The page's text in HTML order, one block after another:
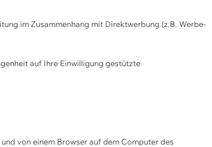
im Zusammenhang mit Direktwerbung (z.B. Werbe-
auf Ihre Einwilligung gestützte
von einem Browser auf dem Computer des